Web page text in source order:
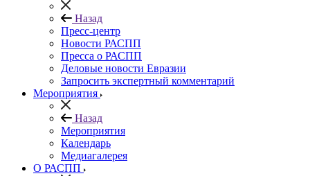
Назад
Пресс-центр
Новости РАСПП
Пресса о РАСПП
Деловые новости Евразии
Запросить экспертный комментарий
Мероприятия
Назад
Мероприятия
Календарь
Медиагалерея
О РАСПП